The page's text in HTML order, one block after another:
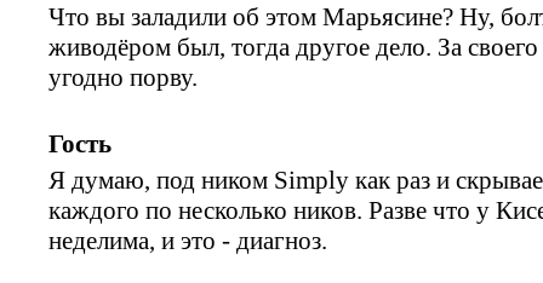
Что вы заладили об этом Марьясине? Ну,
живодёром был, тогда другое дело. За
угодно порву.
Гость
Я думаю, под ником Simply как раз и
каждого по несколько ников. Разве что у
неделима, и это - диагноз.